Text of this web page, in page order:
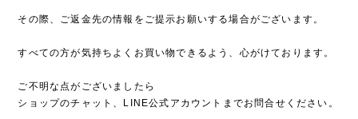
その際、ご返金先の情報をご提示お願いする場合がございます。
すべての方が気持ちよくお買い物できるよう、心がけております。
ご不明な点がございましたら
ショップのチャット、LINE公式アカウントまでお問合せください。